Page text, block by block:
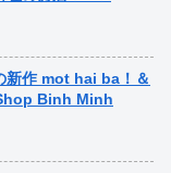
新作 mot hai ba！＆
Binh Minh